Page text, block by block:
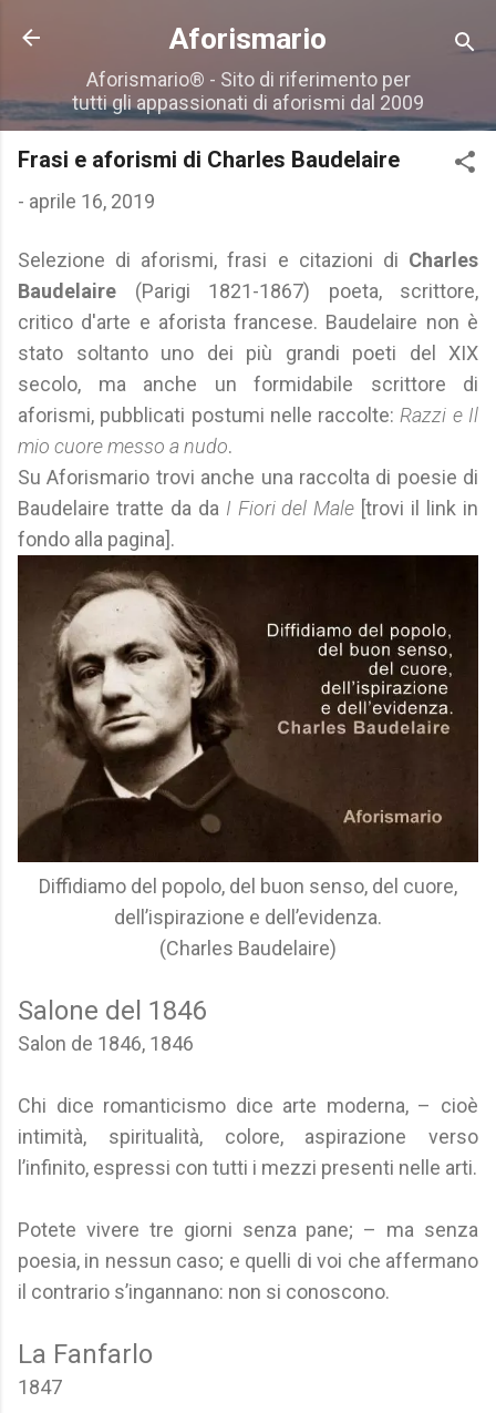
Passa ai contenuti principali
Aforismario
Aforismario® - Sito di riferimento per
tutti gli appassionati di aforismi dal 2009
Frasi e aforismi di Charles Baudelaire
- aprile 16, 2019
Selezione di aforismi, frasi e citazioni di Charles
Baudelaire (Parigi 1821-1867) poeta, scrittore,
critico d'arte e aforista francese. Baudelaire non è
stato soltanto uno dei più grandi poeti del XIX
secolo, ma anche un formidabile scrittore di
aforismi, pubblicati postumi nelle raccolte: Razzi e Il
mio cuore messo a nudo.
Su Aforismario trovi anche una raccolta di poesie di
Baudelaire tratte da da I Fiori del Male [trovi il link in
fondo alla pagina].
Diffidiamo del popolo, del buon senso, del cuore,
dell’ispirazione e dell’evidenza.
(Charles Baudelaire)
Salone del 1846
Salon de 1846, 1846
Chi dice romanticismo dice arte moderna, – cioè
intimità, spiritualità, colore, aspirazione verso
l’infinito, espressi con tutti i mezzi presenti nelle arti.
Potete vivere tre giorni senza pane; – ma senza
poesia, in nessun caso; e quelli di voi che affermano
il contrario s’ingannano: non si conoscono.
La Fanfarlo
1847